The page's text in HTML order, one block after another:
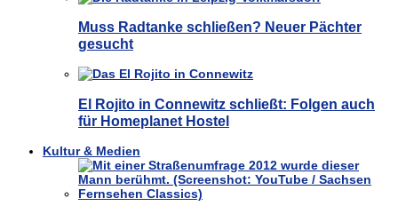
Muss Radtanke schließen? Neuer Pächter
gesucht
El Rojito in Connewitz schließt: Folgen auch
für Homeplanet Hostel
Kultur & Medien